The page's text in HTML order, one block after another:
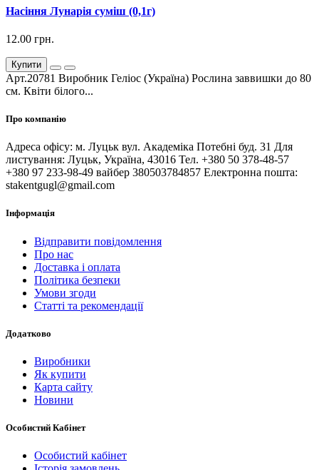
Насіння Лунарія суміш (0,1г)
12.00 грн.
Купити
Арт.20781 Виробник Геліос (Україна) Рослина заввишки до 80
см. Квіти білого...
Про компанію
Адреса офісу: м. Луцьк вул. Академіка Потебні буд. 31 Для
листування: Луцьк, Україна, 43016 Тел. +380 50 378-48-57
+380 97 233-98-49 вайбер 380503784857 Електронна пошта:
stakentgugl@gmail.com
Інформація
Відправити повідомлення
Про нас
Доставка і оплата
Політика безпеки
Умови згоди
Статті та рекомендації
Додатково
Виробники
Як купити
Карта сайту
Новини
Особистий Кабінет
Особистий кабінет